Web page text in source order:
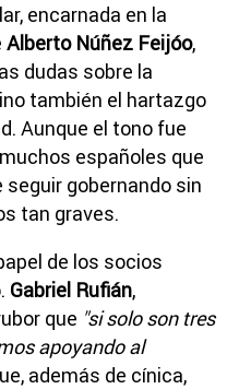
encarnada en la
Alberto Núñez Feijóo,
dudas sobre la
también el hartazgo
Aunque el tono fue
españoles que
gobernando sin
tan graves.
de los socios
Gabriel Rufián,
que "si solo son tres
apoyando al
además de cínica,